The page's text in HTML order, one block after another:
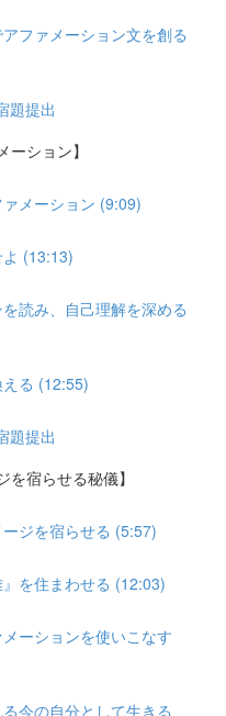
ファメーション文を創る
題提出
ション】
メーション (9:09)
(13:13)
読み、自己理解を深める
る (12:55)
題提出
宿らせる秘儀】
ジを宿らせる (5:57)
を住まわせる (12:03)
ーションを使いこなす
今の自分として生きる